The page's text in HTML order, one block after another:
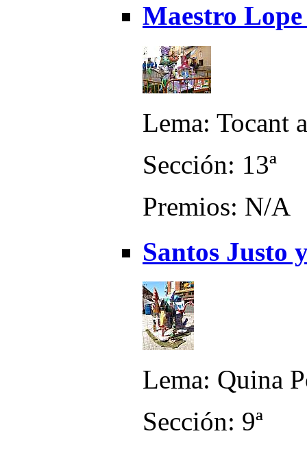
Maestro
Lema: Tocant
Sección: 13ª
Premios: N/A
Santos Justo
Lema: Quina
Sección: 9ª